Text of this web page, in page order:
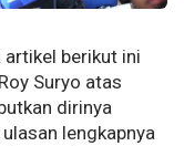
artikel berikut ini
Suryo atas
dirinya
lengkapnya